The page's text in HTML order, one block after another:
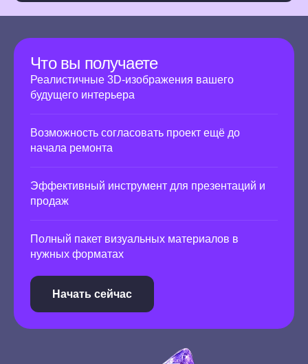
Что вы получаете
Реалистичные 3D-изображения вашего
будущего интерьера
Возможность согласовать проект ещё до
начала ремонта
Эффективный инструмент для презентаций и
продаж
Полный пакет визуальных материалов в
нужных форматах
Начать сейчас